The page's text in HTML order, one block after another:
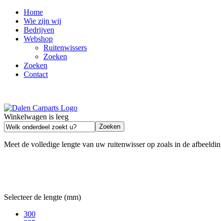
Home
Wie zijn wij
Bedrijven
Webshop
Ruitenwissers
Zoeken
Zoeken
Contact
Winkelwagen is leeg
Meet de volledige lengte van uw ruitenwisser op zoals in de
Selecteer de lengte (mm)
300